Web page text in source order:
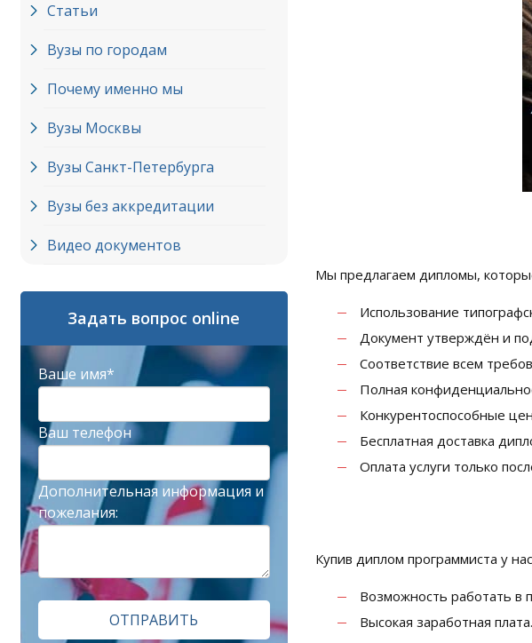
Статьи
Вузы по городам
Почему именно мы
Вузы Москвы
Вузы Cанкт-Петербурга
Вузы без аккредитации
Видео документов
Задать вопрос online
Ваше имя*
Ваш телефон
Дополнительная информация и
пожелания:
ОТПРАВИТЬ
Мы предлагаем дипломы,
Использование
Документ утверждён и
Соответствие всем
Полная
Конкурентоспособные
Бесплатная доставка
Оплата услуги только
Купив диплом программиста у
Возможность работать в
Высокая заработная плата.